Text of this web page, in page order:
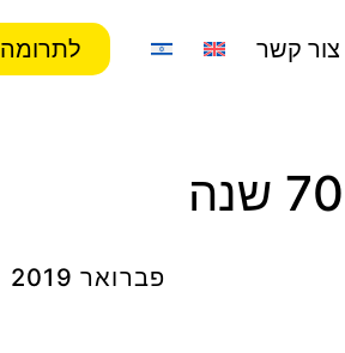
צור קשר לתרומה
פברואר 2019